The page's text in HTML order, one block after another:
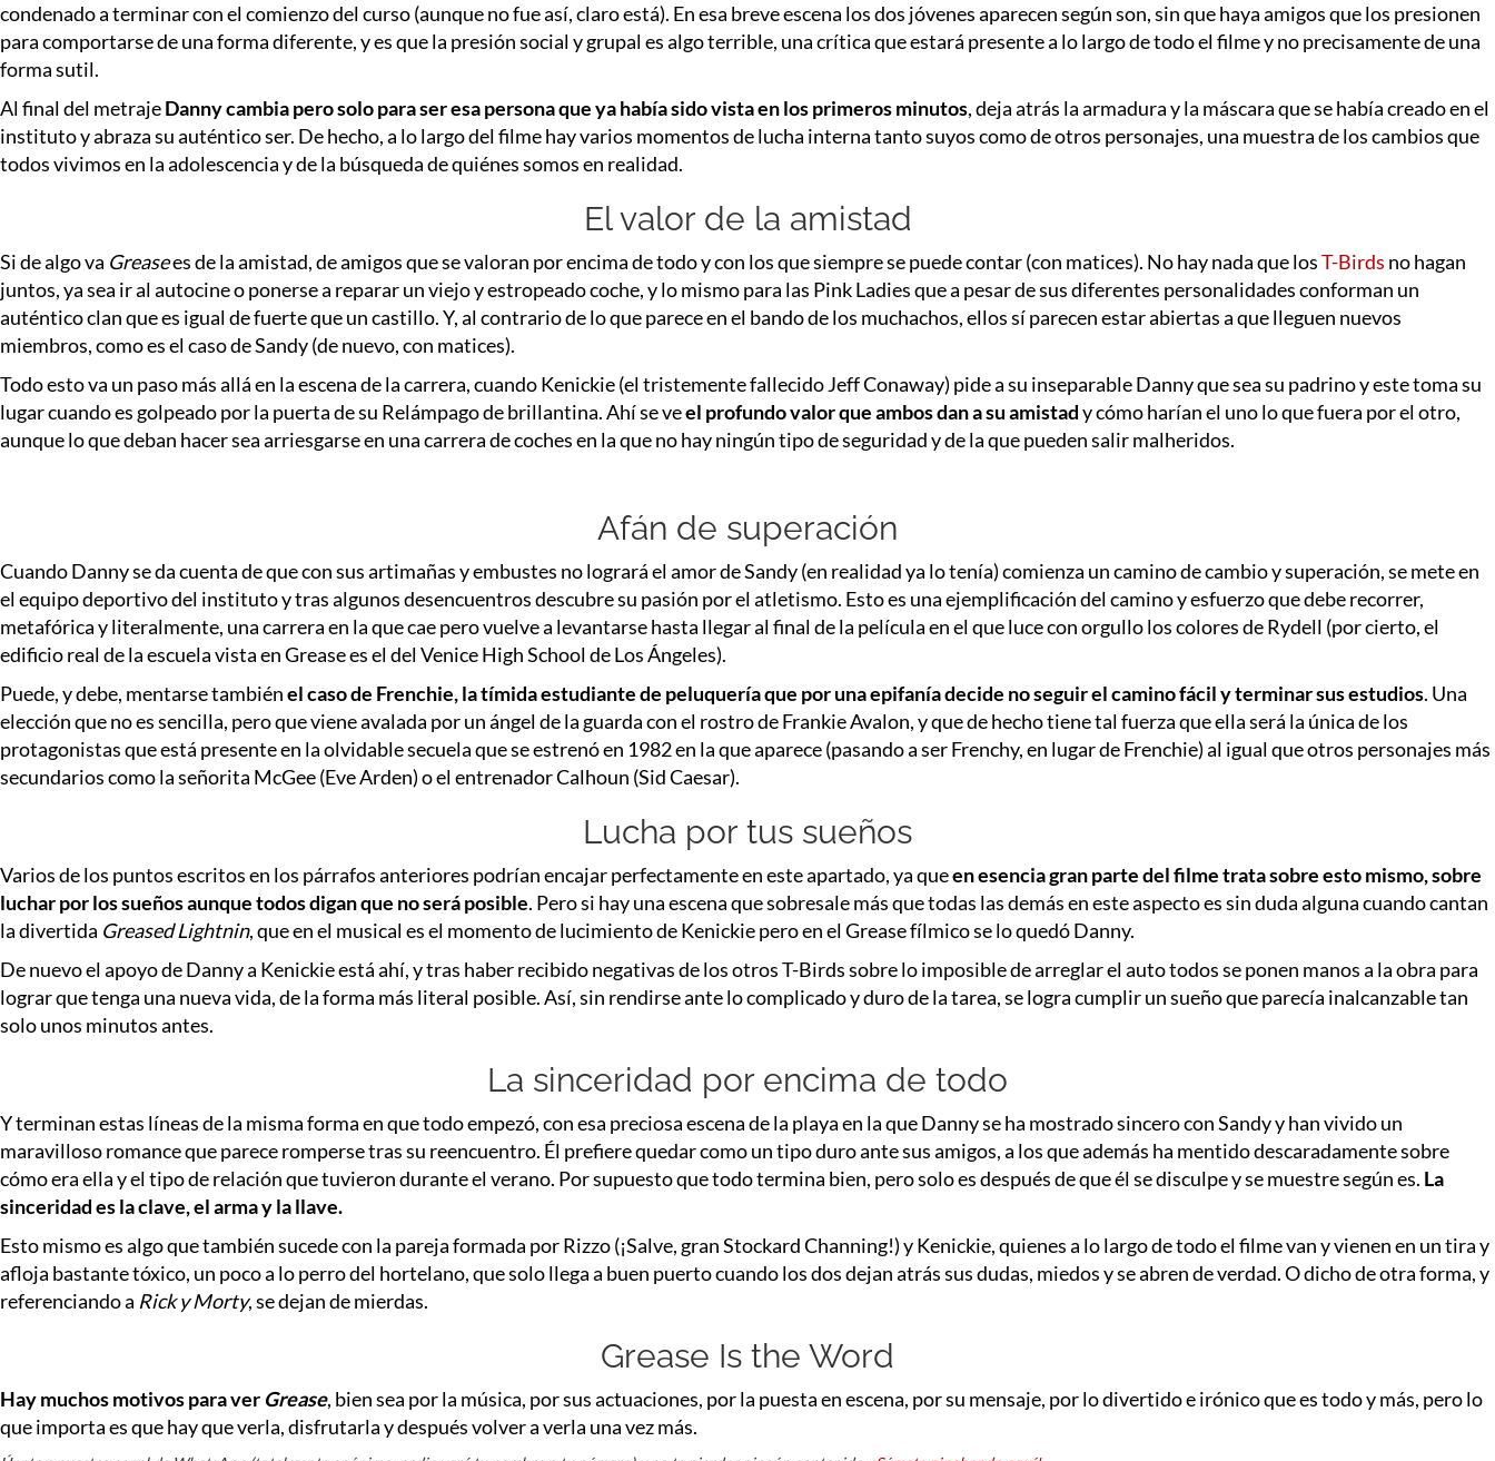
condenado a terminar con el comienzo del curso (aunque no fue así, claro está). En esa breve escena los dos jóvenes aparecen según son, sin que haya amigos que los presionen
para comportarse de una forma diferente, y es que la presión social y grupal es algo terrible, una crítica que estará presente a lo largo de todo el filme y no precisamente de una
forma sutil.
Al final del metrajeDanny cambia pero solo para ser esa persona que ya había sido vista en los primeros minutos, deja atrás la armadura y la máscara que se había creado en el
instituto y abraza su auténtico ser. De hecho, a lo largo del filme hay varios momentos de lucha interna tanto suyos como de otros personajes, una muestra de los cambios que
todos vivimos en la adolescencia y de la búsqueda de quiénes somos en realidad.
El valor de la amistad
Si de algo va Greasees de la amistad, de amigos que se valoran por encima de todo y con los que siempre se puede contar (con matices). No hay nada que losT-Birds no hagan
juntos, ya sea ir al autocine o ponerse a reparar un viejo y estropeado coche, y lo mismo para las Pink Ladies que a pesar de sus diferentes personalidades conforman un
auténtico clan que es igual de fuerte que un castillo. Y, al contrario de lo que parece en el bando de los muchachos, ellos sí parecen estar abiertas a que lleguen nuevos
miembros, como es el caso de Sandy (de nuevo, con matices).
Todo esto va un paso más allá en la escena de la carrera, cuando Kenickie (el tristemente fallecido Jeff Conaway) pide a su inseparable Danny que sea su padrino y este toma su
lugar cuando es golpeado por la puerta de su Relámpago de brillantina. Ahí se veel profundo valor que ambos dan a su amistady cómo harían el uno lo que fuera por el otro,
aunque lo que deban hacer sea arriesgarse en una carrera de coches en la que no hay ningún tipo de seguridad y de la que pueden salir malheridos.
Afán de superación
Cuando Danny se da cuenta de que con sus artimañas y embustes no logrará el amor de Sandy (en realidad ya lo tenía) comienza un camino de cambio y superación, se mete en
el equipo deportivo del instituto y tras algunos desencuentros descubre su pasión por el atletismo. Esto es una ejemplificación del camino y esfuerzo que debe recorrer,
metafórica y literalmente, una carrera en la que cae pero vuelve a levantarse hasta llegar al final de la película en el que luce con orgullo los colores de Rydell (por cierto, el
edificio real de la escuela vista en Grease es el del Venice High School de Los Ángeles).
Puede, y debe, mentarse tambiénel caso de Frenchie, la tímida estudiante de peluquería que por una epifanía decide no seguir el camino fácil y terminar sus estudios. Una
elección que no es sencilla, pero que viene avalada por un ángel de la guarda con el rostro de Frankie Avalon, y que de hecho tiene tal fuerza que ella será la única de los
protagonistas que está presente en la olvidable secuela que se estrenó en 1982 en la que aparece (pasando a ser Frenchy, en lugar de Frenchie) al igual que otros personajes más
secundarios como la señorita McGee (Eve Arden) o el entrenador Calhoun (Sid Caesar).
Lucha por tus sueños
Varios de los puntos escritos en los párrafos anteriores podrían encajar perfectamente en este apartado, ya queen esencia gran parte del filme trata sobre esto mismo, sobre
luchar por los sueños aunque todos digan que no será posible. Pero si hay una escena que sobresale más que todas las demás en este aspecto es sin duda alguna cuando cantan
la divertida Greased Lightnin, que en el musical es el momento de lucimiento de Kenickie pero en el Grease fílmico se lo quedó Danny.
De nuevo el apoyo de Danny a Kenickie está ahí, y tras haber recibido negativas de los otros T-Birds sobre lo imposible de arreglar el auto todos se ponen manos a la obra para
lograr que tenga una nueva vida, de la forma más literal posible. Así, sin rendirse ante lo complicado y duro de la tarea, se logra cumplir un sueño que parecía inalcanzable tan
solo unos minutos antes.
La sinceridad por encima de todo
Y terminan estas líneas de la misma forma en que todo empezó, con esa preciosa escena de la playa en la que Danny se ha mostrado sincero con Sandy y han vivido un
maravilloso romance que parece romperse tras su reencuentro. Él prefiere quedar como un tipo duro ante sus amigos, a los que además ha mentido descaradamente sobre
cómo era ella y el tipo de relación que tuvieron durante el verano. Por supuesto que todo termina bien, pero solo es después de que él se disculpe y se muestre según es. La
sinceridad es la clave, el arma y la llave.
Esto mismo es algo que también sucede con la pareja formada por Rizzo (¡Salve, gran Stockard Channing!) y Kenickie, quienes a lo largo de todo el filme van y vienen en un tira y
afloja bastante tóxico, un poco a lo perro del hortelano, que solo llega a buen puerto cuando los dos dejan atrás sus dudas, miedos y se abren de verdad. O dicho de otra forma, y
referenciando a Rick y Morty, se dejan de mierdas.
Grease Is the Word
Hay muchos motivos para ver Grease, bien sea por la música, por sus actuaciones, por la puesta en escena, por su mensaje, por lo divertido e irónico que es todo y más, pero lo
que importa es que hay que verla, disfrutarla y después volver a verla una vez más.